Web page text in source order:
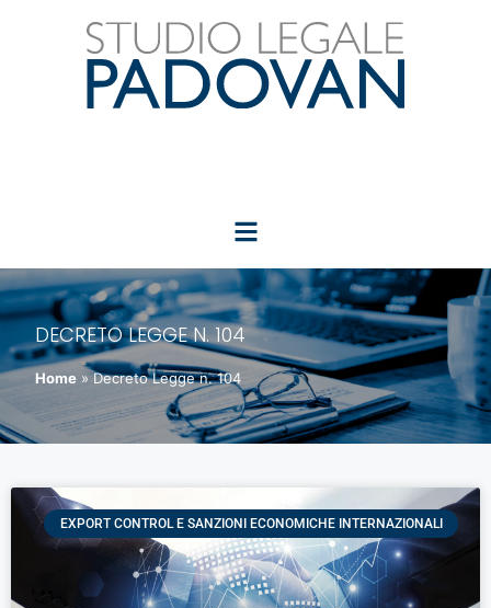
DECRETO LEGGE N. 104
Home » Decreto Legge n. 104
EXPORT CONTROL E SANZIONI ECONOMICHE INTERNAZIONALI